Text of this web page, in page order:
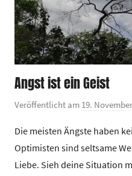
Angst ist ein Geist
Veröffentlicht am 19.
Die meisten Ängste haben
Optimisten sind seltsame
Liebe. Sieh deine Situation